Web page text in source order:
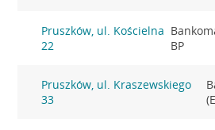
Pruszków, ul. Kościelna
22
BP
Pruszków, ul. Kraszewskiego
33